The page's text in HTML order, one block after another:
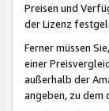
Preisen und
der Lizenz
Ferner müssen
einer
außerhalb der
angeben, zu dem